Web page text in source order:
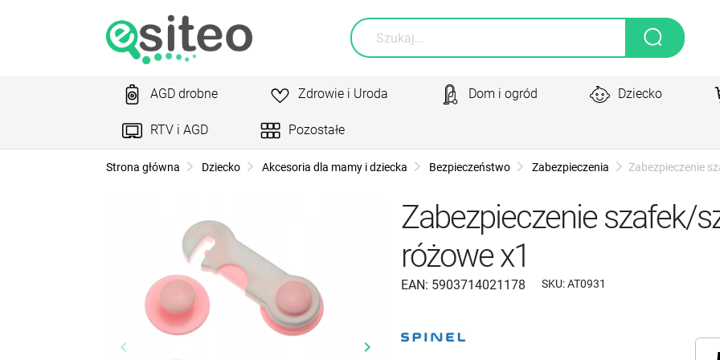
AGD drobne Zdrowie i Uroda Dom i ogród Dziecko
RTV i AGD Pozostałe
Strona główna Dziecko Akcesoria dla mamy i dziecka Bezpieczeństwo Zabezpieczenia Zabezpieczenie
Poprzedni
keyboard_arrow_left Następny
keyboard_arrow_right
Zabezpieczenie szafek/
różowe x1
EAN: 5903714021178 SKU: AT0931